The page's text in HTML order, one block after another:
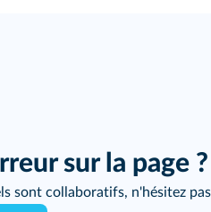
sur la page
sont collaboratifs, n'hésitez